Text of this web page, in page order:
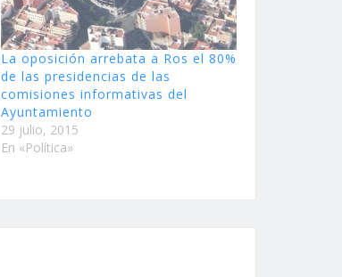
La oposición arrebata a Ros el 80%
de las presidencias de las
comisiones informativas del
Ayuntamiento
29 julio, 2015
En «Política»